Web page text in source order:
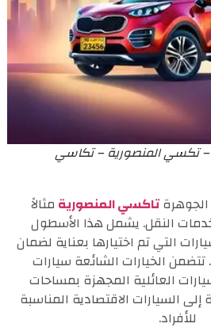
تكسي المنصورية – تكاسي
تاكسي المنصورية مثالاً
النقل. يشمل هذا الأسطول
التي تم اختيارها بعناية لضمان
الخيارات الشائعة سيارات
العائلية المجهزة بمساحات
السيارات الاقتصادية المناسبة
للأفراد.